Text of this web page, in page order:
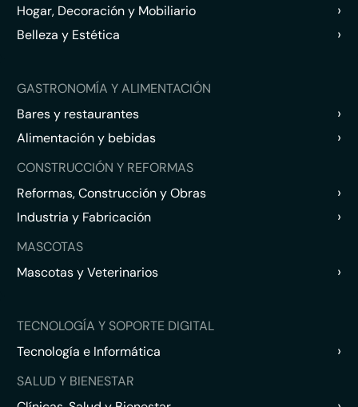
Hogar, Decoración y Mobiliario ›
Belleza y Estética ›
GASTRONOMÍA Y ALIMENTACIÓN
Bares y restaurantes
›
Alimentación y bebidas ›
CONSTRUCCIÓN Y REFORMAS
Reformas, Construcción y Obras
›
Industria y Fabricación ›
MASCOTAS
Mascotas y Veterinarios
›
TECNOLOGÍA Y SOPORTE DIGITAL
Tecnología e Informática
›
SALUD Y BIENESTAR